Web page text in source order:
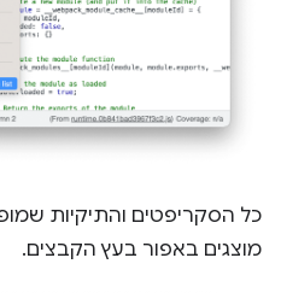
כל הסקריפטים והתיקיות
מוצגים באפור בעץ הקבצים.